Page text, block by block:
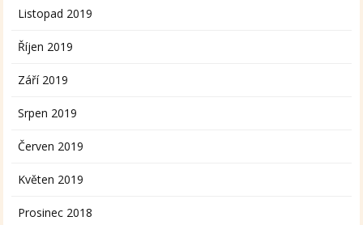
Listopad 2019
Říjen 2019
Září 2019
Srpen 2019
Červen 2019
Květen 2019
Prosinec 2018